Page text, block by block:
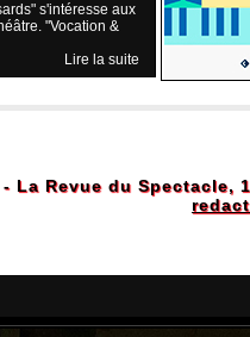
s'intéresse aux
"Vocation &
Lire la suite
- La Revue du Spectacle,